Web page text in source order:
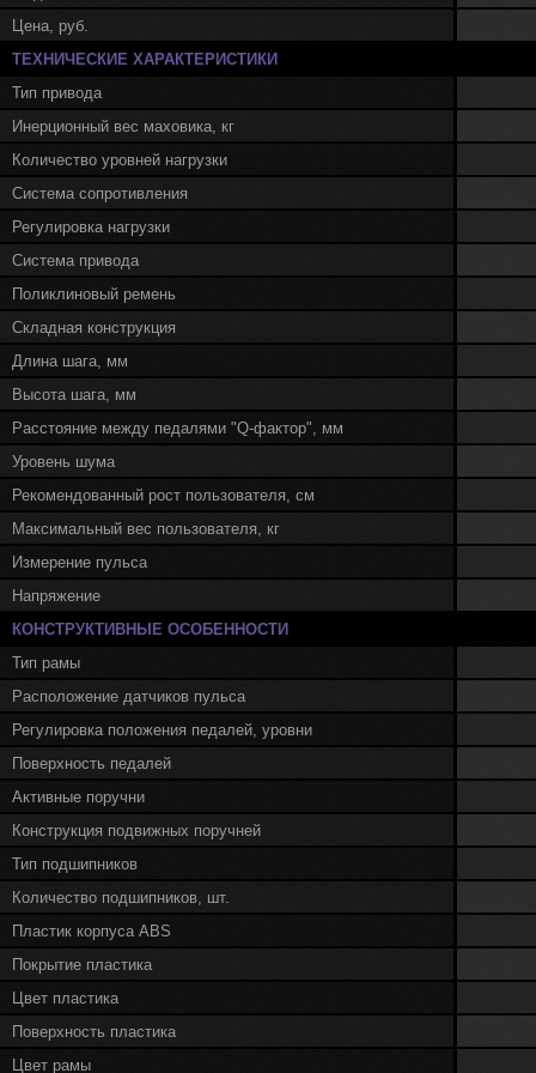
Цена, руб.
ТЕХНИЧЕСКИЕ ХАРАКТЕРИСТИКИ
Тип привода
Инерционный вес маховика, кг
Количество уровней нагрузки
Система сопротивления
Регулировка нагрузки
Система привода
Поликлиновый ремень
Складная конструкция
Длина шага, мм
Высота шага, мм
Расстояние между педалями "Q-фактор", мм
Уровень шума
Рекомендованный рост пользователя, см
Максимальный вес пользователя, кг
Измерение пульса
Напряжение
КОНСТРУКТИВНЫЕ ОСОБЕННОСТИ
Тип рамы
Расположение датчиков пульса
Регулировка положения педалей, уровни
Поверхность педалей
Активные поручни
Конструкция подвижных поручней
Тип подшипников
Количество подшипников, шт.
Пластик корпуса ABS
Покрытие пластика
Цвет пластика
Поверхность пластика
Цвет рамы